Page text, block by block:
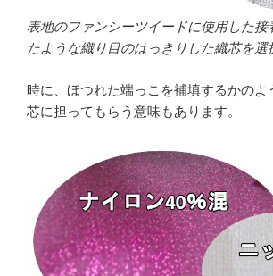
表地のファンシーツイードに使用した接
たような織り目のはっきりした織芯を選
時に、ほつれた端っこを補填するかのよ
芯に担ってもらう意味もあります。